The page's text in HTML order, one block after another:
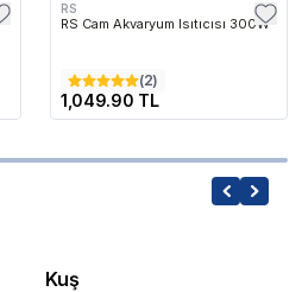
RS
RS Cam Akvaryum Isıtıcısı 300W
(2)
1,049.90 TL
Kuş